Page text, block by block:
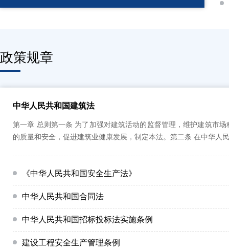
政策规章
中华人民共和国建筑法
第一章 总则第一条 为了加强对建筑活动的监督管理，维护建筑市
的质量和安全，促进建筑业健康发展，制定本法。第二条 在中华人
《中华人民共和国安全生产法》
中华人民共和国合同法
中华人民共和国招标投标法实施条例
建设工程安全生产管理条例